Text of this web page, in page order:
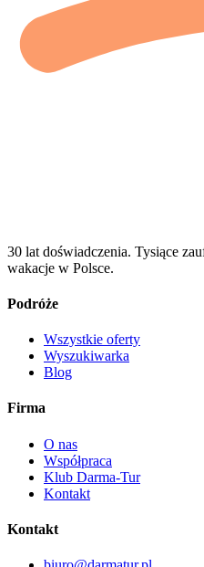
30 lat doświadczenia. Tysiące
wakacje w Polsce.
Podróże
Wszystkie oferty
Wyszukiwarka
Blog
Firma
O nas
Współpraca
Klub Darma-Tur
Kontakt
Kontakt